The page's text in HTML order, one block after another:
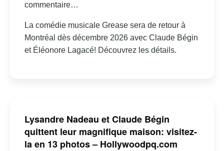
commentaire…
La comédie musicale Grease sera de retour à
Montréal dès décembre 2026 avec Claude Bégin
et Éléonore Lagacé! Découvrez les détails.
Lysandre Nadeau et Claude Bégin
quittent leur magnifique maison: visitez-
la en 13 photos – Hollywoodpq.com